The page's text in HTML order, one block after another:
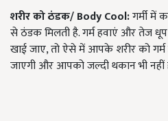
शरीर को ठंडक/Body Cool:गर्मी में
से ठंडक मिलती है. गर्म हवाएं और तेज
खाई जाए, तो ऐसे में आपके शरीर को
जाएगी और आपको जल्दी थकान भी नहीं